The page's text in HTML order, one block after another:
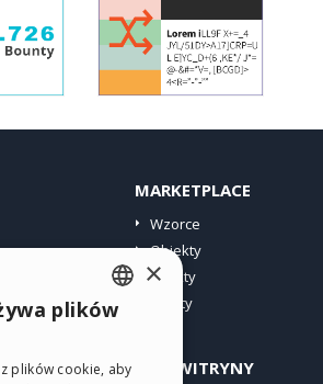
MARKETPLACE
Wzorce
Obiekty
Punkty
Oferty
INNE WITRYNY
ENGLISH
×
plików
plików cookie, aby